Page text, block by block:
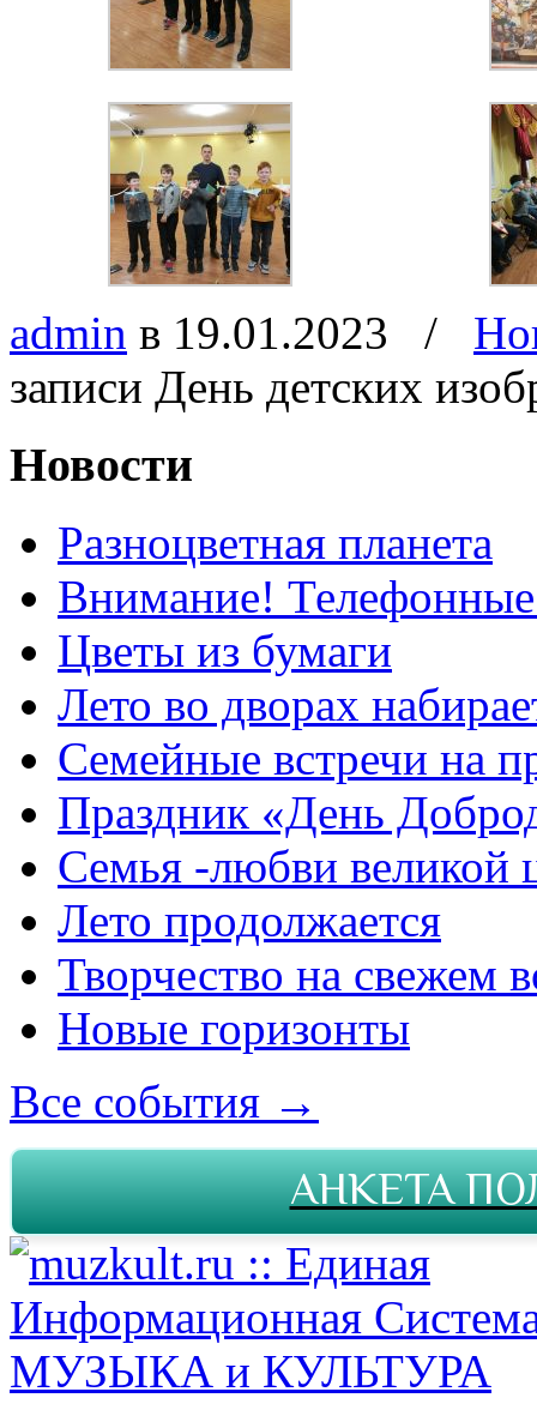
admin в 19.01.2023 /
записи День детских
Новости
Разноцветная планета
Внимание!
Цветы из бумаги
Лето во дворах
Семейные встречи на
Праздник «День
Семья -любви великой
Лето продолжается
Творчество на свежем
Новые горизонты
Все события →
АНКЕТА